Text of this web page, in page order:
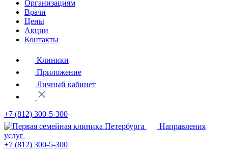
Организациям
Врачи
Цены
Акции
Контакты
Клиники
Приложение
Личный кабинет
+7 (812) 300-5-300
Направления
услуг
+7 (812) 300-5-300